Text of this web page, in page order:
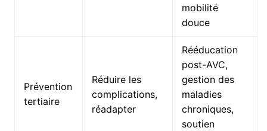
mobilité
douce
Prévention
tertiaire
Réduire les
complications,
réadapter
Rééducation
post-AVC,
gestion des
maladies
chroniques,
soutien